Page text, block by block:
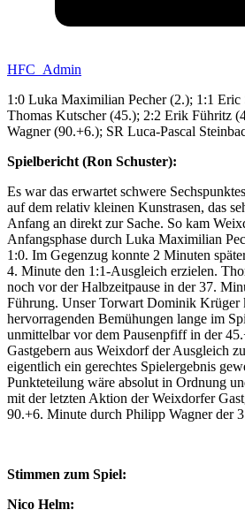
HFC_Admin
1:0 Luka Maximilian Pecher (2.); 1:1 Eric
Thomas Kutscher (45.); 2:2 Erik Führitz
Wagner (90.+6.); SR Luca-Pascal
Spielbericht (Ron Schuster):
Es war das erwartet schwere
auf dem relativ kleinen Kunstrasen, das
Anfang an direkt zur Sache. So kam
Anfangsphase durch Luka Maximilian
1:0. Im Gegenzug konnte 2 Minuten
4. Minute den 1:1-Ausgleich erzielen.
noch vor der Halbzeitpause in der 37.
Führung. Unser Torwart Dominik Krüger
hervorragenden Bemühungen lange im
unmittelbar vor dem Pausenpfiff in der
Gastgebern aus Weixdorf der Ausgleich
eigentlich ein gerechtes Spielergebnis
Punkteteilung wäre absolut in Ordnung
mit der letzten Aktion der Weixdorfer
90.+6. Minute durch Philipp Wagner der
Stimmen zum Spiel:
Nico Helm: